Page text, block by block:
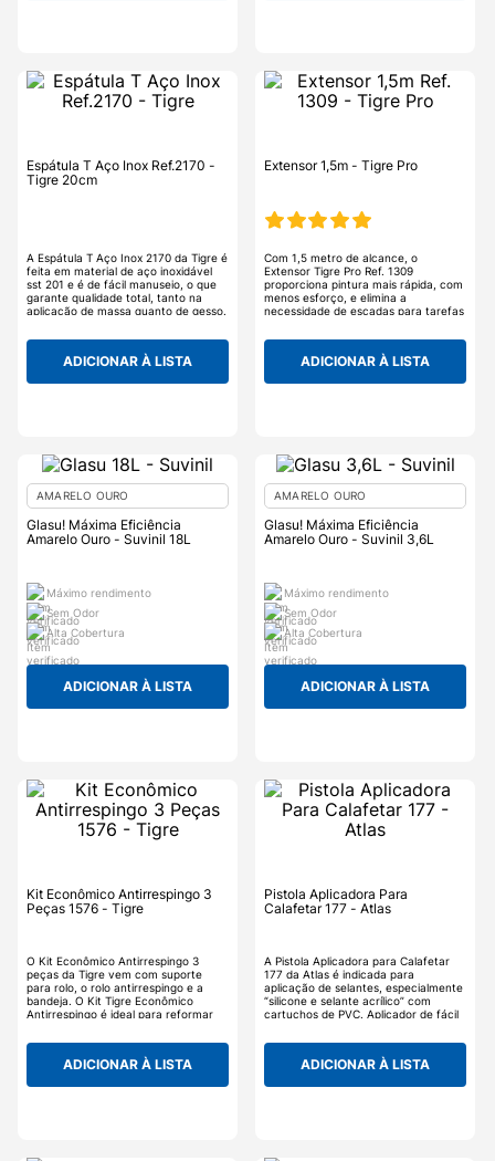
Espátula T Aço Inox Ref.2170 -
Tigre 20cm
A Espátula T Aço Inox 2170 da Tigre é
feita em material de aço inoxidável
sst 201 e é de fácil manuseio, o que
garante qualidade total, tanto na
aplicação de massa quanto de gesso.
é a sua principal aliada e ajuda a
garantir uma superfície uniforme e
perfeita. A Espátula T aço Inox da
ADICIONAR À LISTA
Extensor 1,5m - Tigre Pro
Com 1,5 metro de alcance, o
Extensor Tigre Pro Ref. 1309
proporciona pintura mais rápida, com
menos esforço, e elimina a
necessidade de escadas para tarefas
empunhadura macia para longos
períodos de trabalho. Possui sistema
de abertura por botão e trava
Adquira agora e eleve seus
resultados!
ADICIONAR À LISTA
AMARELO OURO
Glasu! Máxima Eficiência
Amarelo Ouro - Suvinil 18L
Máximo rendimento
Sem Odor
Alta Cobertura
ADICIONAR À LISTA
AMARELO OURO
Glasu! Máxima Eficiência
Amarelo Ouro - Suvinil 3,6L
Máximo rendimento
Sem Odor
Alta Cobertura
ADICIONAR À LISTA
Kit Econômico Antirrespingo 3
Peças 1576 - Tigre
O Kit Econômico Antirrespingo 3
peças da Tigre vem com suporte
para rolo, o rolo antirrespingo e a
bandeja. O Kit Tigre Econômico
Antirrespingo é ideal para reformar
para quem deseja economia e
praticidade na hora de pintar
paredes. Com a tecnologia
ADICIONAR À LISTA
Pistola Aplicadora Para
Calafetar 177 - Atlas
A Pistola Aplicadora para Calafetar
177 da Atlas é indicada para
aplicação de selantes, especialmente
“silicone e selante acrílico” com
cartuchos de PVC. Aplicador de fácil
civil, indústria e “faça você mesmo”.
A Pistola Aplicadora para Calafetar
177 possui sistema de liberação
ADICIONAR À LISTA